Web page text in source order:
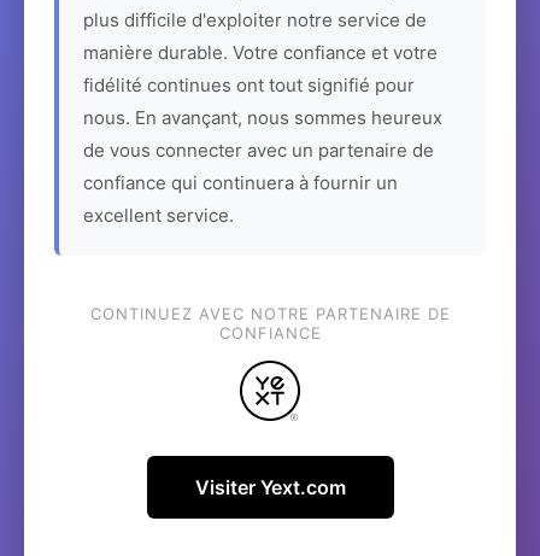
plus difficile d'exploiter notre service de
manière durable. Votre confiance et votre
fidélité continues ont tout signifié pour
nous. En avançant, nous sommes heureux
de vous connecter avec un partenaire de
confiance qui continuera à fournir un
excellent service.
CONTINUEZ AVEC NOTRE PARTENAIRE DE
CONFIANCE
Visiter Yext.com